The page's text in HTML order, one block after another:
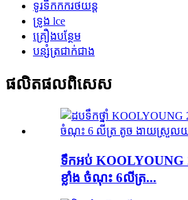
ទូរទឹកកករថយន្ត
ទ្រូង lce
គ្រឿងបន្ថែម
បន្សំត្រជាក់ជាង
ផលិតផល​ពិសេស
ទឹកអប់ KOOLYOUNG
ខ្លាំង ចំណុះ 6លីត្រ...